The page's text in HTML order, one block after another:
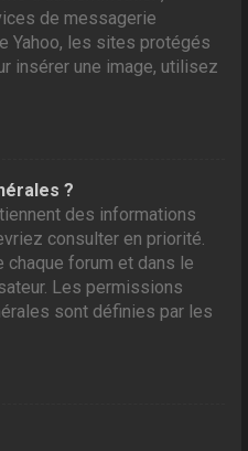
de messagerie
Yahoo, les sites protégés
insérer une image, utilisez
?
des informations
consulter en priorité.
chaque forum et dans le
Les permissions
sont définies par les